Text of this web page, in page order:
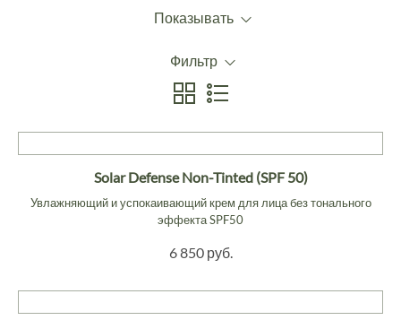
Показывать
Фильтр
Solar Defense Non-Tinted (SPF 50)
Увлажняющий и успокаивающий крем для лица без тонального
эффекта SPF50
6 850 руб.